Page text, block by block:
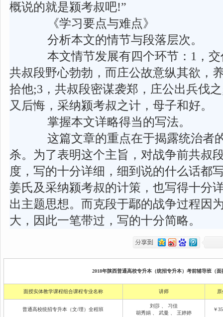
概说的就是颍考叔吧!”
《学习要点与难点》
分析本文的情节与段落层次。
本文情节发展有四个环节：1，交
共叔段野心勃勃，而庄公故意纵其欲，
拾他;3，共叔段密谋袭郑，庄公出兵伐
又后悔，采纳颍考叔之计，母子和好。
掌握本文详略得当的写法。
这篇文章的重点在于揭露统治者
杀。为了表明这个主旨，对战争前共叔
度，写的十分详细，细到说的什么话都
姜氏及采纳颍考叔的计策，也写得十分
出主题思想。而克段于鄢的战争过程因
大，因此一笔带过，写的十分简略。
2018年陕西普通高校专升本（统招专升本）考前辅导班（
面授实体教学课程组合课程专业名称 讲师
普通高校统招专升本（文/理）全程班
刘莎
习佳
胡秀娟
武曼 王婷婷
￥